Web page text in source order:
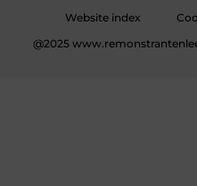
Website index
@2025